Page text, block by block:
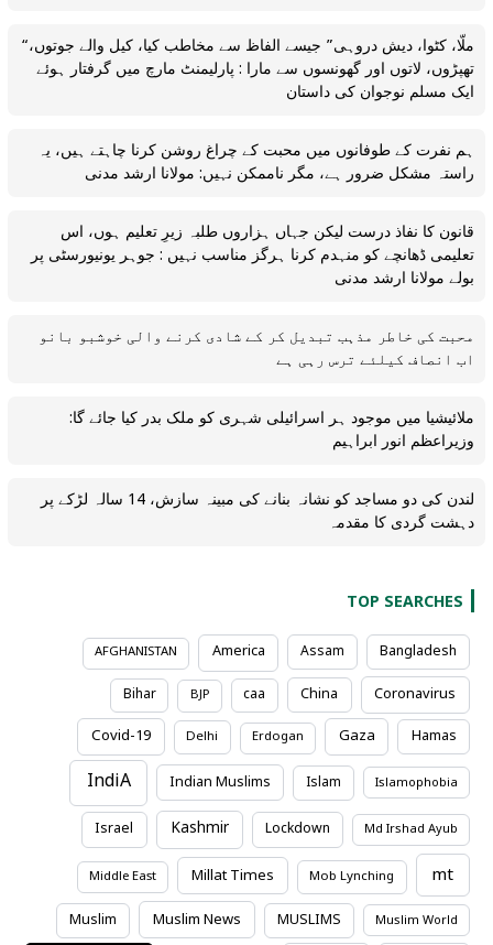
“ملّا، کٹوا، دیش دروہی” جیسے الفاظ سے مخاطب کیا، کیل والے جوتوں،
تھپڑوں، لاتوں اور گھونسوں سے مارا : پارلیمنٹ مارچ میں گرفتار ہوئے
ایک مسلم نوجوان کی داستان
ہم نفرت کے طوفانوں میں محبت کے چراغ روشن کرنا چاہتے ہیں، یہ
راستہ مشکل ضرور ہے، مگر ناممکن نہیں: مولانا ارشد مدنی
قانون کا نفاذ درست لیکن جہاں ہزاروں طلبہ زیرِ تعلیم ہوں، اس
تعلیمی ڈھانچے کو منہدم کرنا ہرگز مناسب نہیں : جوہر یونیورسٹی پر
بولے مولانا ارشد مدنی
محبت کی خاطر مذہب تبدیل کر کے شادی کرنے والی خوشبو بانو
اب انصاف کیلئے ترس رہی ہے
ملائیشیا میں موجود ہر اسرائیلی شہری کو ملک بدر کیا جائے گا:
وزیراعظم انور ابراہیم
لندن کی دو مساجد کو نشانہ بنانے کی مبینہ سازش، 14 سالہ لڑکے پر
دہشت گردی کا مقدمہ
TOP SEARCHES
AFGHANISTAN America Assam Bangladesh
Bihar BJP caa China Coronavirus
Covid-19 Delhi Erdogan Gaza Hamas
IndiA Indian Muslims Islam Islamophobia
Israel Kashmir Lockdown Md Irshad Ayub
Middle East Millat Times Mob Lynching mt
Muslim Muslim News MUSLIMS Muslim World